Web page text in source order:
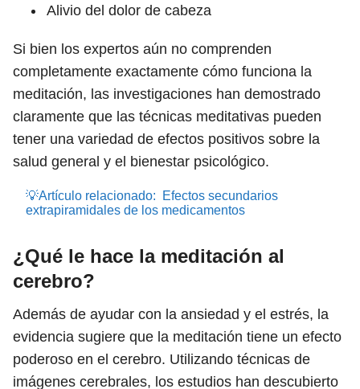
Alivio del dolor de cabeza
Si bien los expertos aún no comprenden
completamente exactamente cómo funciona la
meditación, las investigaciones han demostrado
claramente que las técnicas meditativas pueden
tener una variedad de efectos positivos sobre la
salud general y el bienestar psicológico.
💡Artículo relacionado:
Efectos secundarios
extrapiramidales de los medicamentos
¿Qué le hace la meditación al
cerebro?
Además de ayudar con la ansiedad y el estrés, la
evidencia sugiere que la meditación tiene un efecto
poderoso en el cerebro. Utilizando técnicas de
imágenes cerebrales, los estudios han descubierto